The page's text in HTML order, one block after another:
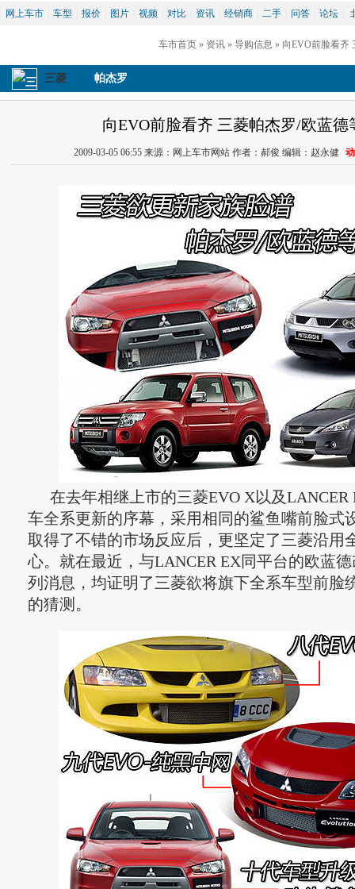
网上车市 车型 报价 图片 视频 对比 资讯 经销商 二手 问答 论坛
车市首页 » 资讯 » 导购信息 » 向EVO前脸看齐
三菱 帕杰罗
向EVO前脸看齐 三菱帕杰罗/欧蓝德
2009-03-05 06:55 来源：网上车市网站 作者：郝俊 编辑：赵永健
在去年相继上市的三菱EVO X以及
车全系更新的序幕，采用相同的鲨鱼嘴前脸式
取得了不错的市场反应后，更坚定了三菱沿用
心。就在最近，与LANCER EX同平台的欧蓝
列消息，均证明了三菱欲将旗下全系车型前脸
的猜测。